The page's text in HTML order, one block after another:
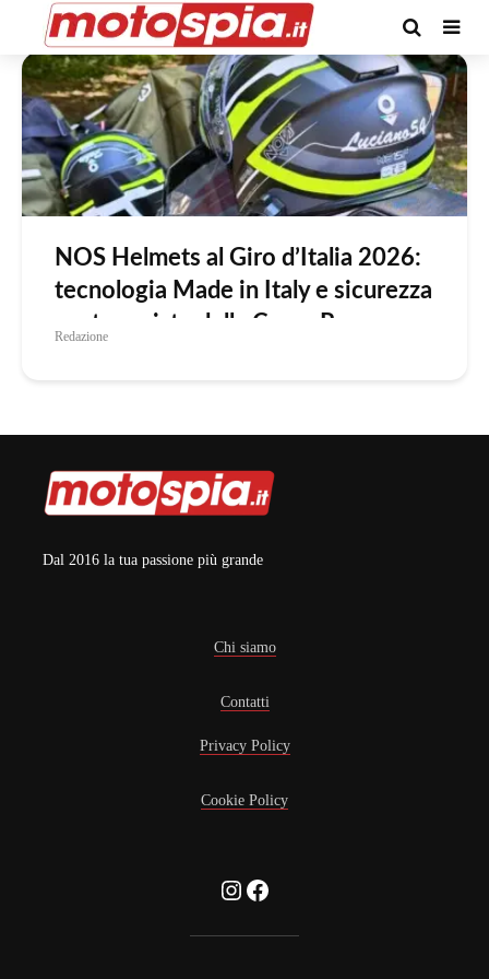
Tag -giroditalia
NOS Helmets al Giro d’Italia 2026:
tecnologia Made in Italy e sicurezza
protagoniste della Corsa Rosa
Redazione
Dal 2016 la tua passione più grande
Chi siamo
Contatti
Privacy Policy
Cookie Policy
Instagram
Facebook